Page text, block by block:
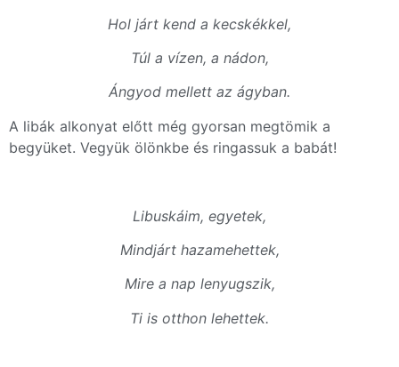
Hol járt kend a kecskékkel,
Túl a vízen, a nádon,
Ángyod mellett az ágyban.
A libák alkonyat előtt még gyorsan megtömik a
begyüket. Vegyük ölönkbe és ringassuk a babát!
Libuskáim, egyetek,
Mindjárt hazamehettek,
Mire a nap lenyugszik,
Ti is otthon lehettek.